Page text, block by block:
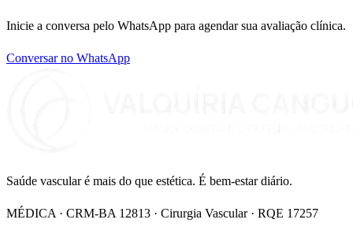
Inicie a conversa pelo WhatsApp para agendar sua avaliação clínica.
Conversar no WhatsApp
Saúde vascular é mais do que estética. É bem-estar diário.
MÉDICA · CRM-BA 12813 · Cirurgia Vascular · RQE 17257